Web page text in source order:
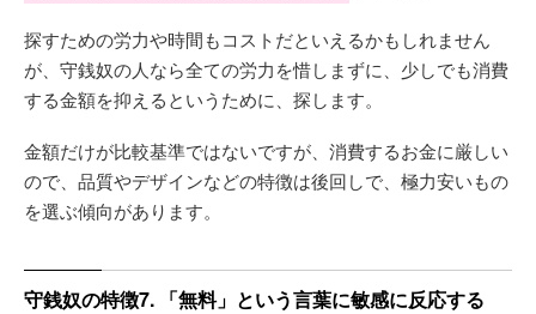
探すための労力や時間もコストだといえるかもしれません
が、守銭奴の人なら全ての労力を惜しまずに、少しでも消費
する金額を抑えるというために、探します。
金額だけが比較基準ではないですが、消費するお金に厳しい
ので、品質やデザインなどの特徴は後回しで、極力安いもの
を選ぶ傾向があります。
守銭奴の特徴7. 「無料」という言葉に敏感に反応する